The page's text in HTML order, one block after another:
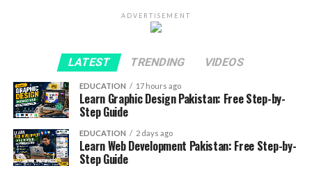
ADVERTISEMENT
LATEST TRENDING VIDEOS
EDUCATION 17 hours ago
Learn Graphic Design Pakistan: Free Step-by-
Step Guide
EDUCATION 2 days ago
Learn Web Development Pakistan: Free Step-by-
Step Guide